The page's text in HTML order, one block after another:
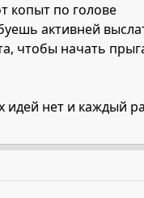
копыт по голове
активней
чтобы начать
идей нет и каждый